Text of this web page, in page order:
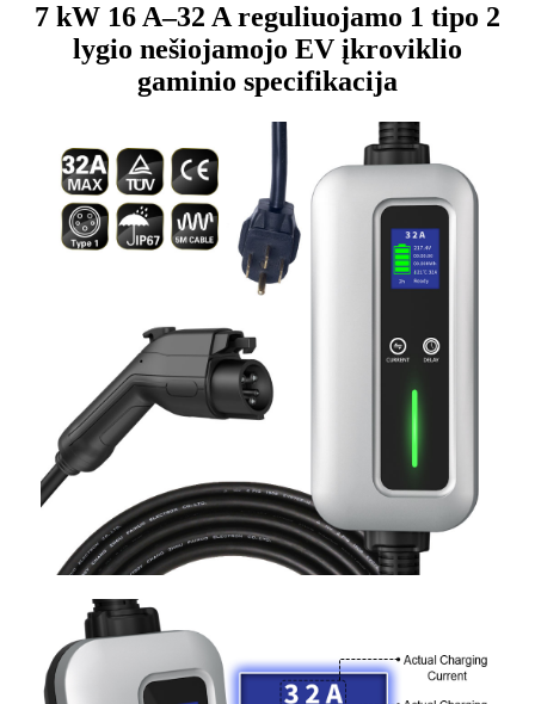
7 kW 16 A–32 A reguliuojamo 1 tipo 2
lygio nešiojamojo EV įkroviklio
gaminio specifikacija